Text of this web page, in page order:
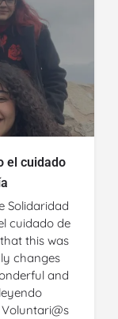
el cuidado
Solidaridad
cuidado de
this was
changes
and